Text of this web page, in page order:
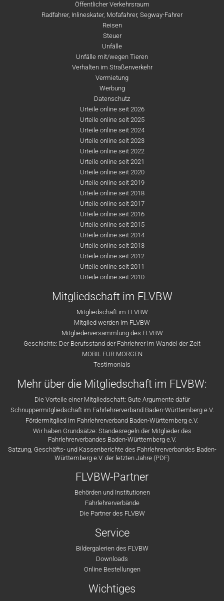
Öffentlicher Verkehrsraum
Radfahrer, Inlineskater, Mofafahrer, Segway-Fahrer
Reisen
Steuer
Unfälle
Unfälle mit/wegen Tieren
Verhalten im Straßenverkehr
Vermietung
Werbung
Datenschutz
Urteile online seit 2026
Urteile online seit 2025
Urteile online seit 2024
Urteile online seit 2023
Urteile online seit 2022
Urteile online seit 2021
Urteile online seit 2020
Urteile online seit 2019
Urteile online seit 2018
Urteile online seit 2017
Urteile online seit 2016
Urteile online seit 2015
Urteile online seit 2014
Urteile online seit 2013
Urteile online seit 2012
Urteile online seit 2011
Urteile online seit 2010
Mitgliedschaft im FLVBW
Mitgliedschaft im FLVBW
Mitglied werden im FLVBW
Mitgliederversammlung des FLVBW
Geschichte: Der Berufsstand der Fahrlehrer im Wandel der Zeit
MOBIL FÜR MORGEN
Testimonials
Mehr über die Mitgliedschaft im FLVBW:
Die Vorteile einer Mitgliedschaft: Gute Argumente dafür
Schnuppermitgliedschaft im Fahrlehrerverband Baden-Württemberg e.V.
Fördermitglied im Fahrlehrerverband Baden-Württemberg e.V.
Wir haben Grundsätze: Standesregeln der Mitglieder des
Fahrlehrerverbandes Baden-Württemberg e.V.
Satzung, Geschäfts- und Kassenberichte des Fahrlehrerverbandes Baden-
Württemberg e.V. der letzten Jahre (PDF)
FLVBW-Partner
Behörden und Institutionen
Fahrlehrerverbände
Die Partner des FLVBW
Service
Bildergalerien des FLVBW
Downloads
Online Bestellungen
Wichtiges